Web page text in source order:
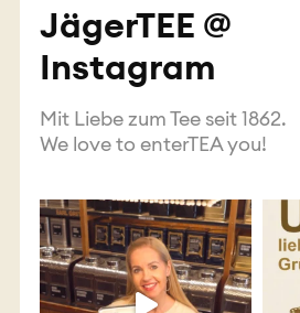
JägerTEE @
Instagram
Mit Liebe zum Tee seit 1862.
We love to enterTEA you!